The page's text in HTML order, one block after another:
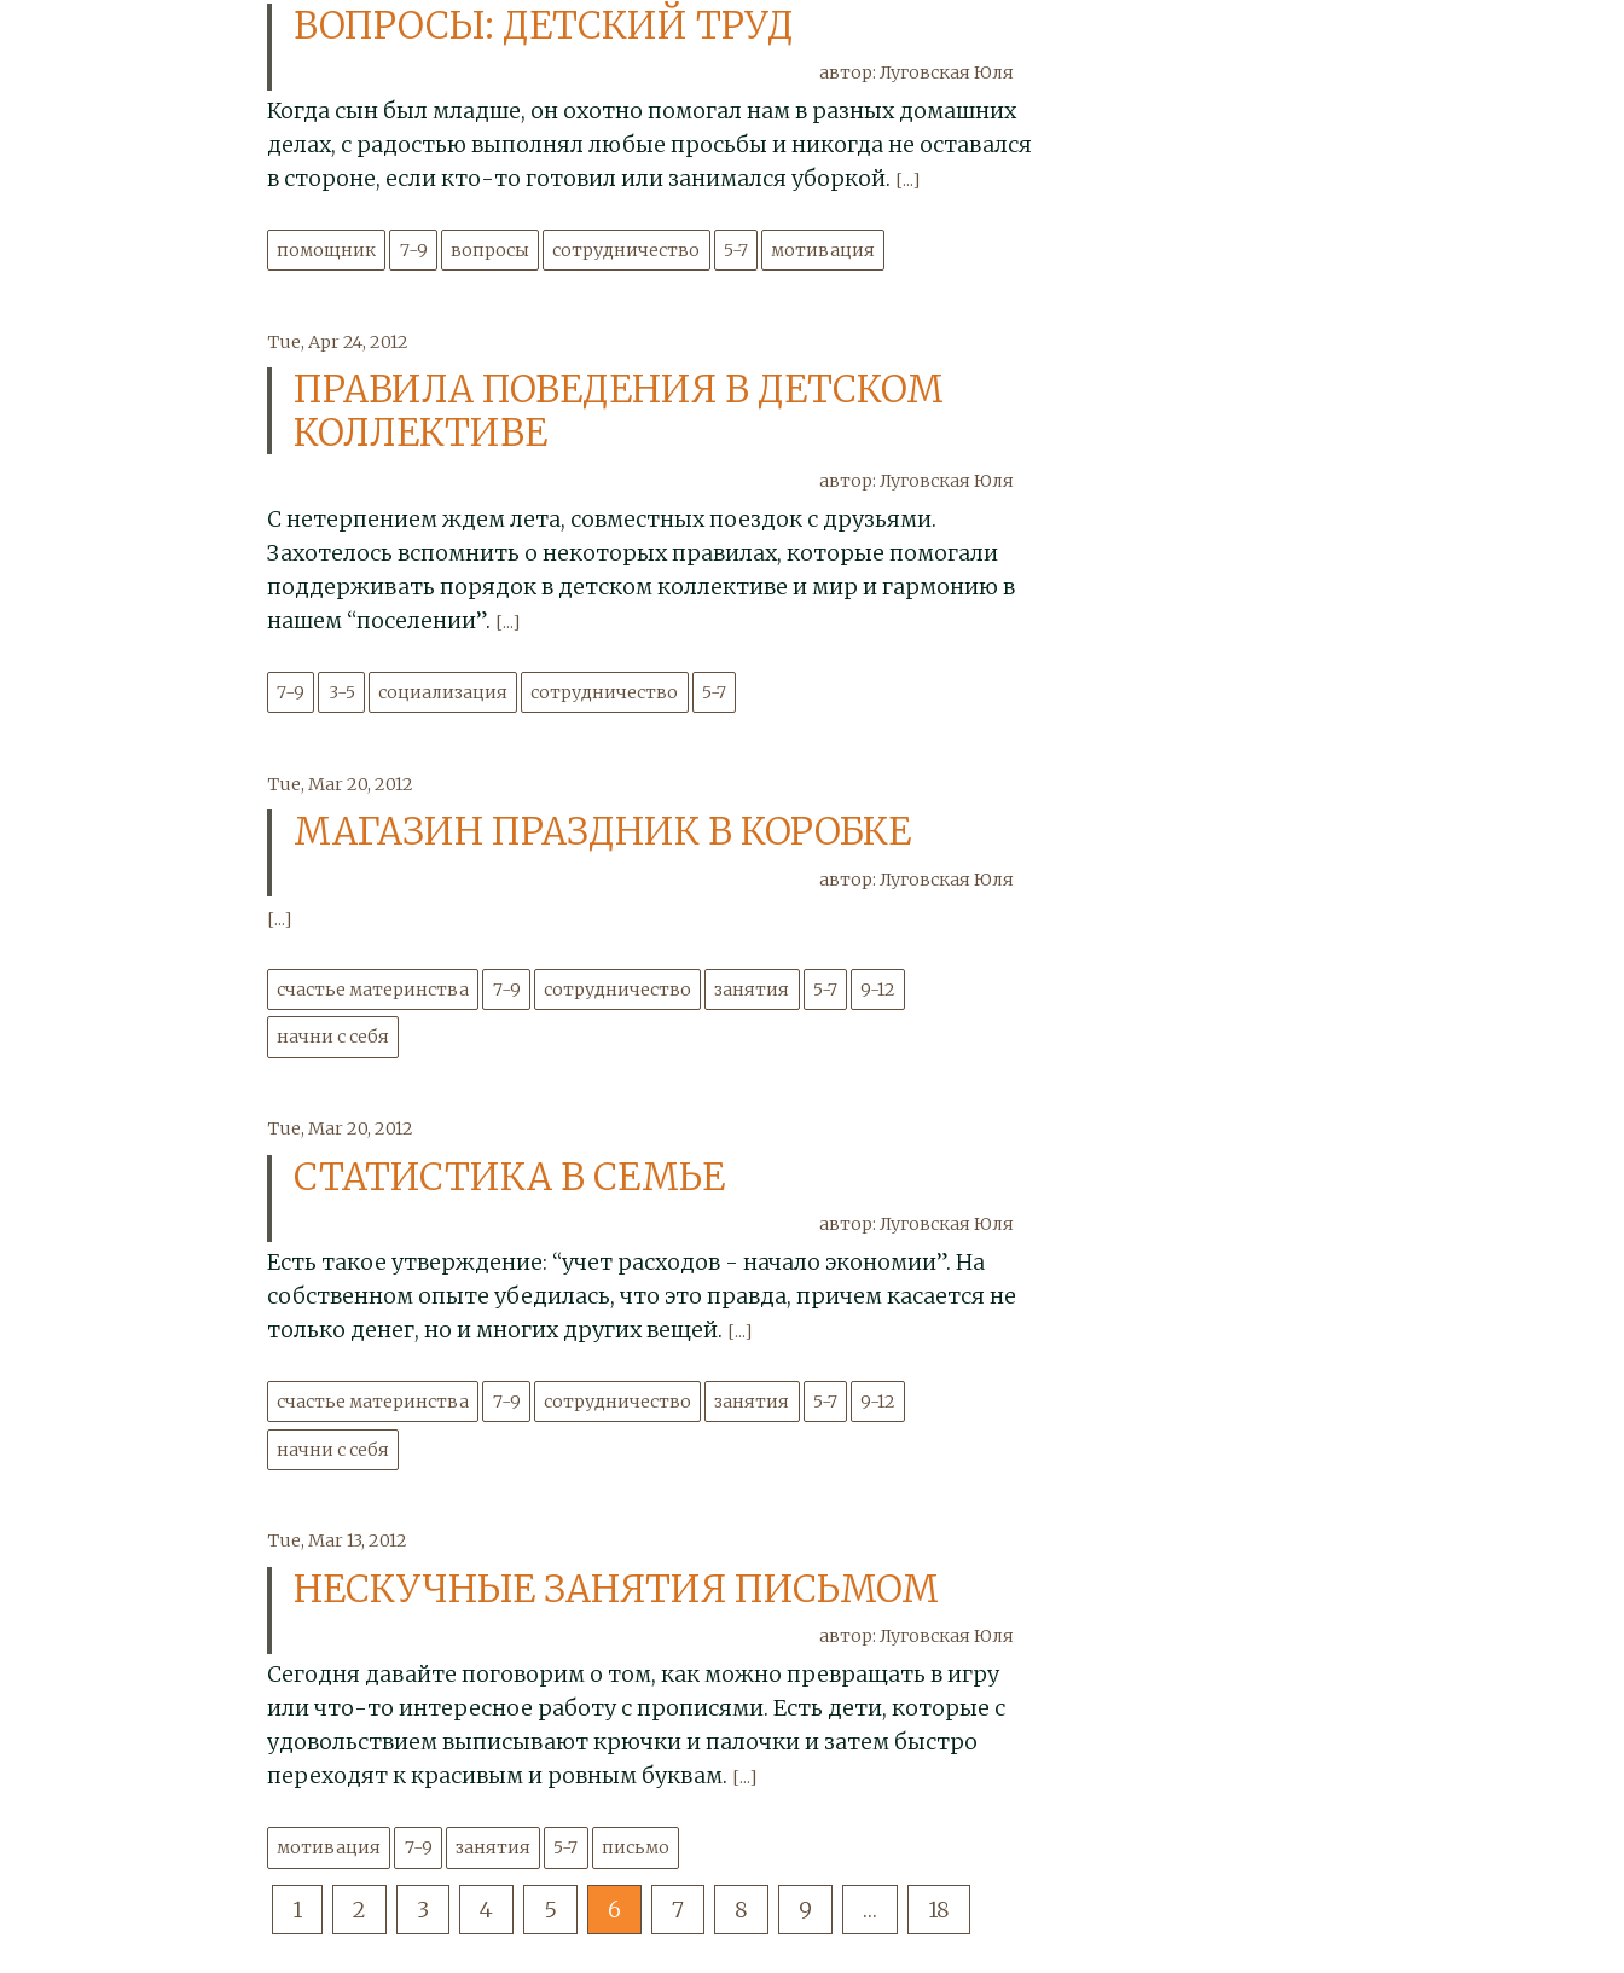
ВОПРОСЫ: ДЕТСКИЙ ТРУД
автор: Луговская Юля
Когда сын был младше, он охотно помогал нам в разных домашних
делах, с радостью выполнял любые просьбы и никогда не оставался
в стороне, если кто-то готовил или занимался уборкой. [...]
помощник 7-9 вопросы сотрудничество 5-7 мотивация
Tue, Apr 24, 2012
ПРАВИЛА ПОВЕДЕНИЯ В ДЕТСКОМ
КОЛЛЕКТИВЕ
автор: Луговская Юля
С нетерпением ждем лета, совместных поездок с друзьями.
Захотелось вспомнить о некоторых правилах, которые помогали
поддерживать порядок в детском коллективе и мир и гармонию в
нашем “поселении”. [...]
7-9 3-5 социализация сотрудничество 5-7
Tue, Mar 20, 2012
МАГАЗИН ПРАЗДНИК В КОРОБКЕ
автор: Луговская Юля
[...]
счастье материнства 7-9 сотрудничество занятия 5-7 9-12
начни с себя
Tue, Mar 20, 2012
СТАТИСТИКА В СЕМЬЕ
автор: Луговская Юля
Есть такое утверждение: “учет расходов - начало экономии”. На
собственном опыте убедилась, что это правда, причем касается не
только денег, но и многих других вещей. [...]
счастье материнства 7-9 сотрудничество занятия 5-7 9-12
начни с себя
Tue, Mar 13, 2012
НЕСКУЧНЫЕ ЗАНЯТИЯ ПИСЬМОМ
автор: Луговская Юля
Сегодня давайте поговорим о том, как можно превращать в игру
или что-то интересное работу с прописями. Есть дети, которые с
удовольствием выписывают крючки и палочки и затем быстро
переходят к красивым и ровным буквам. [...]
мотивация 7-9 занятия 5-7 письмо
1 2 3 4 5 6 7 8 9 … 18